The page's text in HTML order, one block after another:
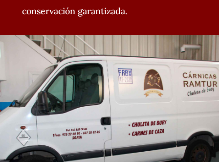
conservación garantizada.